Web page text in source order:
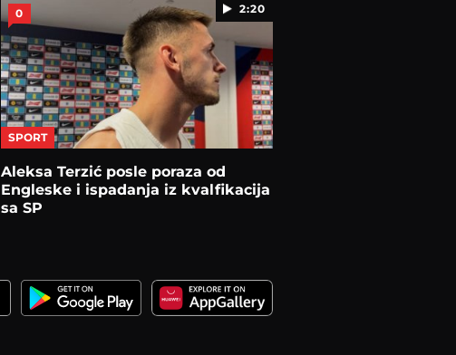
2:20
0
SPORT
Aleksa Terzić posle poraza od
Engleske i ispadanja iz kvalfikacija
sa SP